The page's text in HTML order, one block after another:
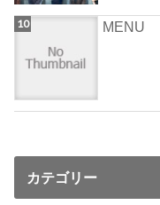
MENU
カテゴリー